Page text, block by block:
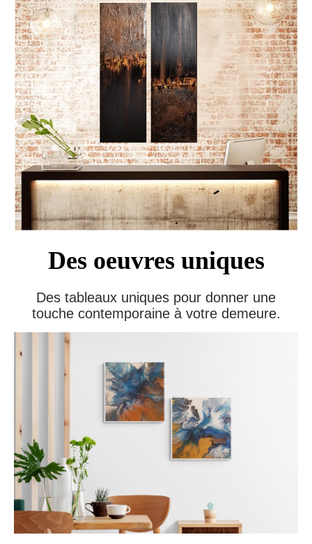
Des oeuvres uniques
Des tableaux uniques pour donner une
touche contemporaine à votre demeure.